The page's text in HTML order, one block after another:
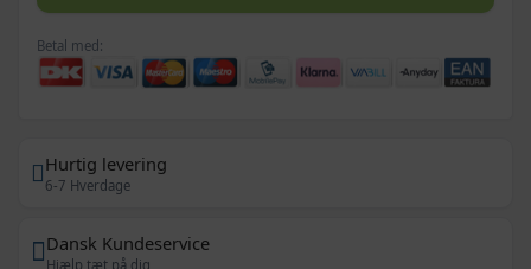
Betal med:
Hurtig levering
6-7 Hverdage
Dansk Kundeservice
Hjælp tæt på dig